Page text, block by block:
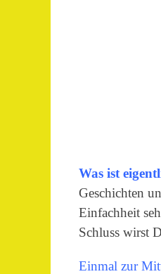
Was ist
Geschichten
Einfachheit
Schluss wirst
Einmal zur